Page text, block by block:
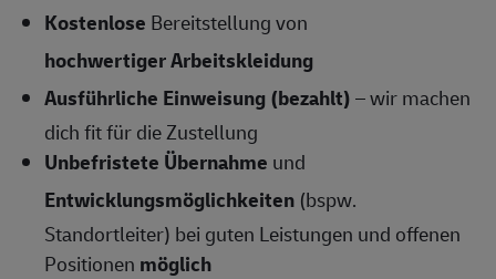
Kostenlose Bereitstellung von
hochwertiger Arbeitskleidung
Ausführliche Einweisung (bezahlt)– wir machen
dich fit für die Zustellung
Unbefristete Übernahme und
Entwicklungsmöglichkeiten (bspw.
Standortleiter) bei guten Leistungen und offenen
Positionen möglich